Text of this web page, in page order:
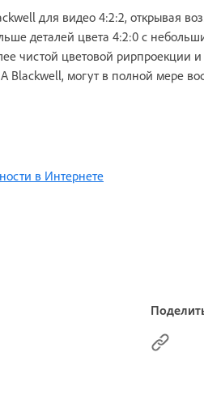
для видео 4:2:2, открывая
деталей цвета 4:2:0 с
чистой цветовой рирпроекции и
могут в полной мере
в Интернете